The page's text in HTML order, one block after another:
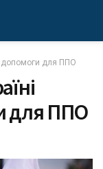
допомоги для ППО
для ППО